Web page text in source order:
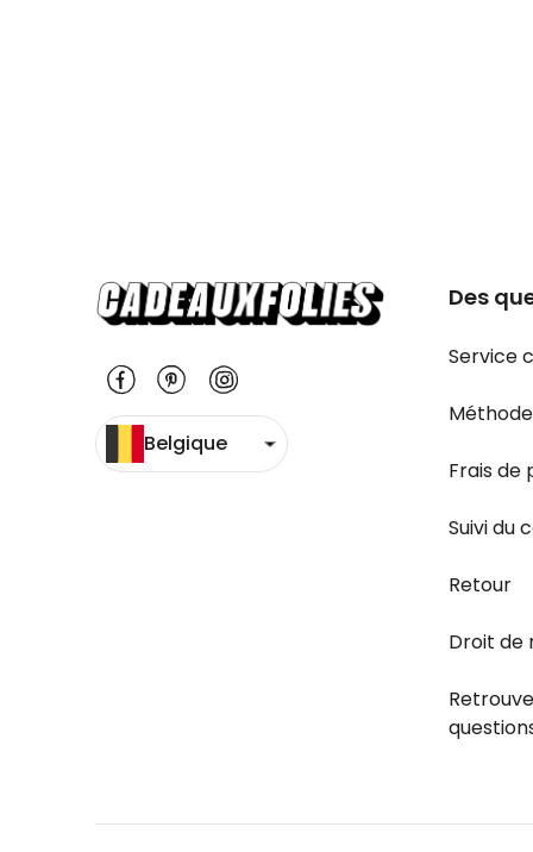
Belgique
Des
Service
Frais de
Suivi du
Retour
Droit